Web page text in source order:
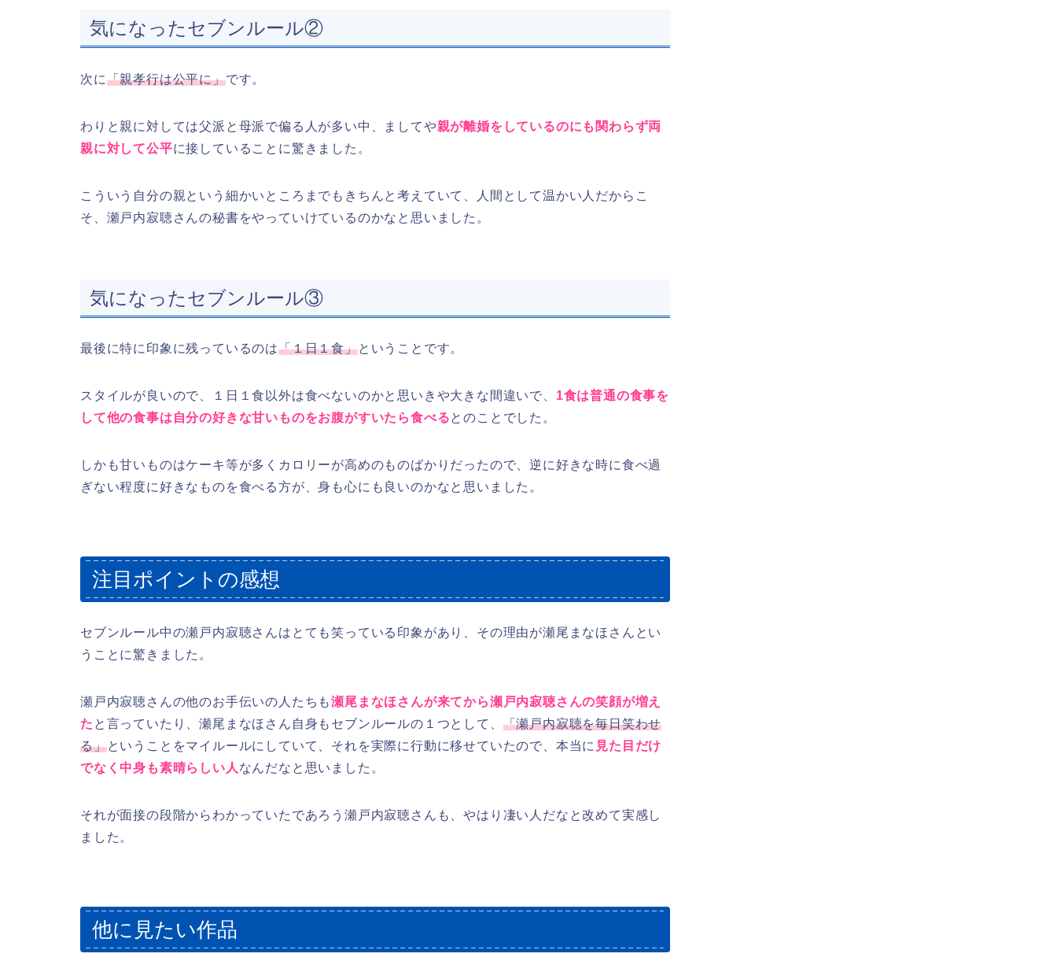
気になったセブンルール②
次に「親孝行は公平に」です。
わりと親に対しては父派と母派で偏る人が多い中、ましてや親が離婚をしているのにも関わらず両
親に対して公平に接していることに驚きました。
こういう自分の親という細かいところまでもきちんと考えていて、人間として温かい人だからこ
そ、瀬戸内寂聴さんの秘書をやっていけているのかなと思いました。
気になったセブンルール③
最後に特に印象に残っているのは「１日１食」ということです。
スタイルが良いので、１日１食以外は食べないのかと思いきや大きな間違いで、 1食は普通の食事を
して他の食事は自分の好きな甘いものをお腹がすいたら食べるとのことでした。
しかも甘いものはケーキ等が多くカロリーが高めのものばかりだったので、逆に好きな時に食べ過
ぎない程度に好きなものを食べる方が、身も心にも良いのかなと思いました。
注目ポイントの感想
セブンルール中の瀬戸内寂聴さんはとても笑っている印象があり、その理由が瀬尾まなほさんとい
うことに驚きました。
瀬戸内寂聴さんの他のお手伝いの人たちも瀬尾まなほさんが来てから瀬戸内寂聴さんの笑顔が増え
た と言っていたり、瀬尾まなほさん自身もセブンルールの１つとして、 「瀬戸内寂聴を毎日笑わせ
る」ということをマイルールにしていて、それを実際に行動に移せていたので、本当に 見た目だけ
でなく中身も素晴らしい人なんだなと思いました。
それが面接の段階からわかっていたであろう瀬戸内寂聴さんも、やはり凄い人だなと改めて実感し
ました。
他に見たい作品